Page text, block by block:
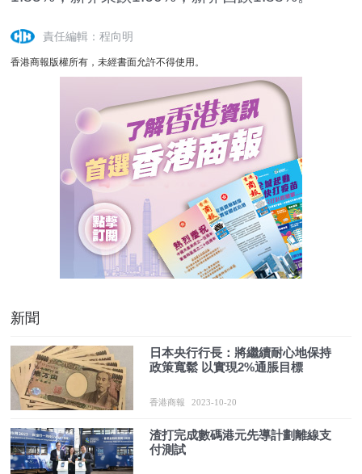
責任編輯：程向明
香港商報版權所有，未經書面允許不得使用。
新聞
日本央行行長：將繼續耐心地保持
政策寬鬆 以實現2%通脹目標
香港商報 2023-10-20
渣打完成數碼港元先導計劃離線支
付測試